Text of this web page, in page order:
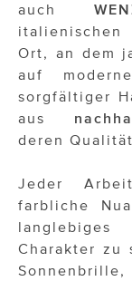
auch
italienischen
Ort, an dem
auf
sorgfältiger
aus
deren
Jeder
farbliche
Charakter zu